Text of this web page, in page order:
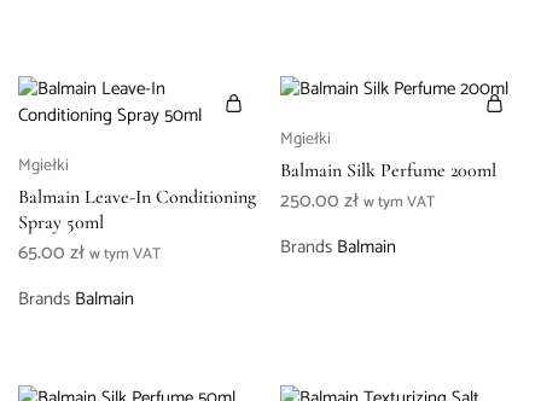
Mgiełki
Balmain Leave-In Conditioning
Spray 50ml
65.00złw tym VAT
Brands Balmain
Mgiełki
Balmain Silk Perfume 200ml
250.00zł w tym VAT
Brands Balmain